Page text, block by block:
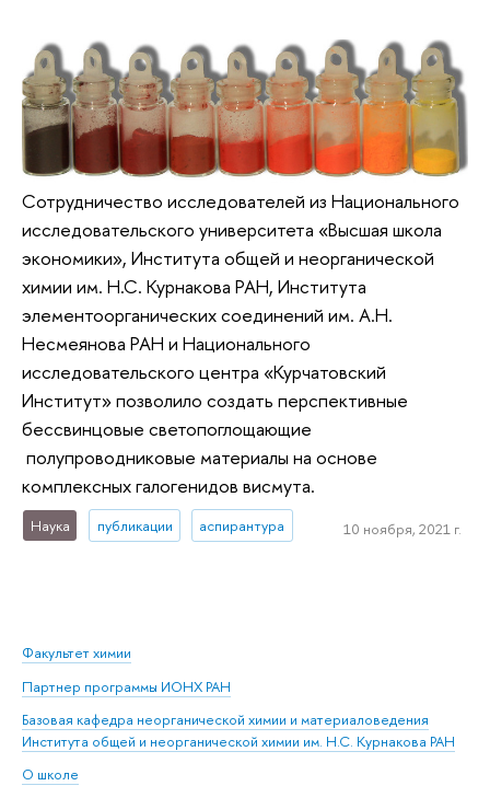
Факультет химии
Партнер программы ИОНХ РАН
Базовая кафедра неорганической химии и материаловедения
Института общей и неорганической химии им. Н.С. Курнакова РАН
О школе
Сотрудничество исследователей из Национального
исследовательского университета «Высшая школа
экономики», Института общей и неорганической
химии им. Н.С. Курнакова РАН, Института
элементоорганических соединений им. А.Н.
Несмеянова РАН и Национального
исследовательского центра «Курчатовский
Институт» позволило создать перспективные
бессвинцовые светопоглощающие
полупроводниковые материалы на основе
комплексных галогенидов висмута.
Наука публикации аспирантура 10 ноября, 2021 г.